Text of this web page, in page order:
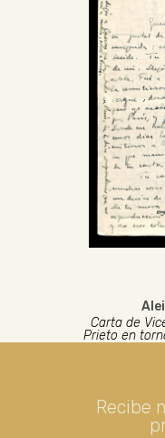
Carta de
Prieto en
Recibe